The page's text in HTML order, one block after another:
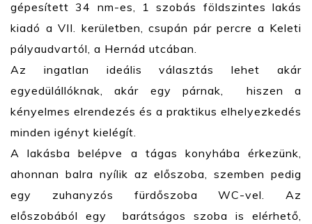
gépesített 34 nm-es, 1 szobás földszintes lakás
kiadó a VII. kerületben, csupán pár percre a Keleti
pályaudvartól, a Hernád utcában.
Az ingatlan ideális választás lehet akár
egyedülállóknak, akár egy párnak, hiszen a
kényelmes elrendezés és a praktikus elhelyezkedés
minden igényt kielégít.
A lakásba belépve a tágas konyhába érkezünk,
ahonnan balra nyílik az előszoba, szemben pedig
egy zuhanyzós fürdőszoba WC-vel. Az
előszobából egy barátságos szoba is elérhető,